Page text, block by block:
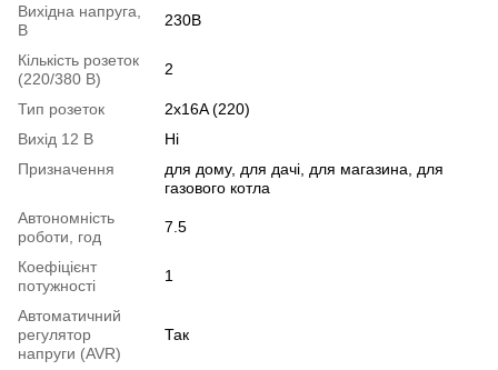
Вихідна напруга,
В
230В
Кількість розеток
(220/380 В)
2
Тип розеток
2x16A (220)
Вихід 12 В
Ні
Призначення
для дому, для дачі, для магазина, для
газового котла
Автономність
роботи, год
7.5
Коефіцієнт
потужності
1
Автоматичний
регулятор
напруги (AVR)
Так